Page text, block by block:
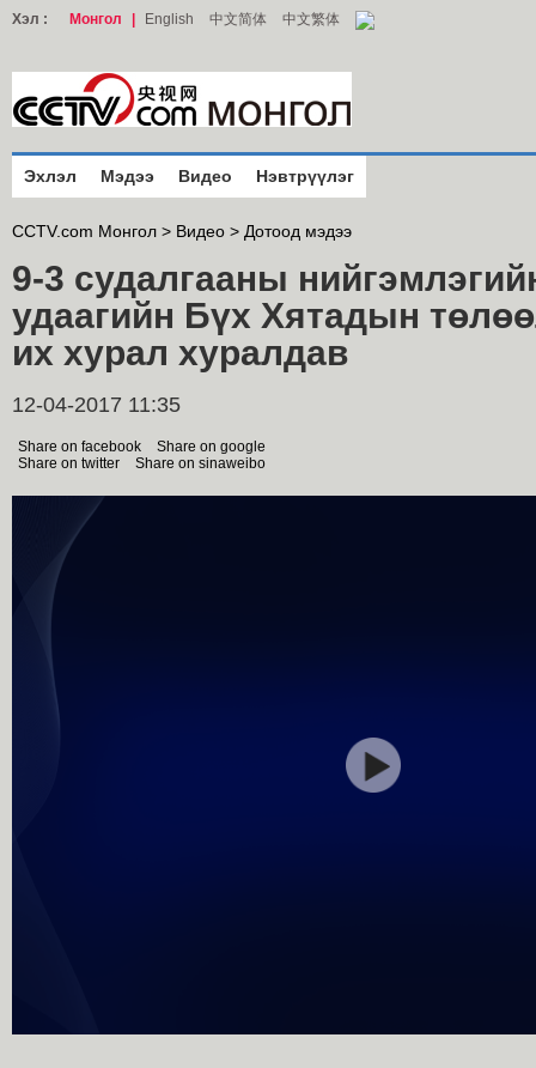
Хэл : Монгол English 中文简体 中文繁体
Эхлэл Мэдээ Видео Нэвтрүүлэг
CCTV.com Монгол > Видео > Дотоод мэдээ
9-3 судалгааны
удаагийн Бүх Хятадын
их хурал хуралдав
12-04-2017 11:35
Share on facebook
Share on google
Share on twitter
Share on sinaweibo